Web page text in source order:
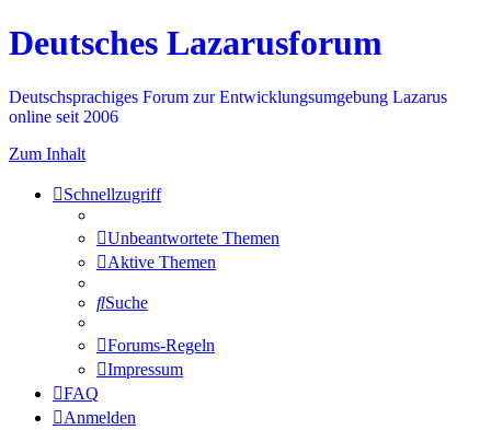
Deutsches Lazarusforum
Deutschsprachiges Forum zur Entwicklungsumgebung Lazarus
online seit 2006
Zum Inhalt
Schnellzugriff
Unbeantwortete Themen
Aktive Themen
Suche
Forums-Regeln
Impressum
FAQ
Anmelden